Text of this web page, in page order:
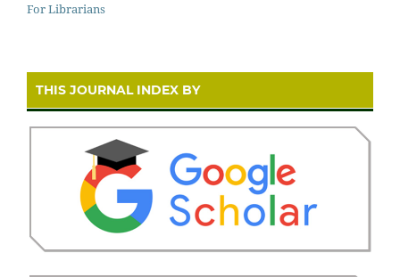
For Librarians
THIS JOURNAL INDEX BY